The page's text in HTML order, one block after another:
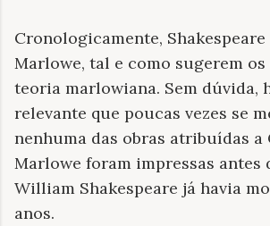
Cronologicamente,
Marlowe, tal e como sugerem
teoria marlowiana. Sem dúvida,
relevante que poucas vezes se
nenhuma das obras atribuídas
Marlowe foram impressas antes
William Shakespeare já havia
anos.